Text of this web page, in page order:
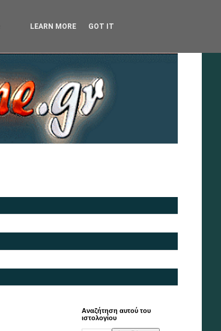
Αναζήτηση αυτού του
ιστολογίου
LEARN MORE GOT IT